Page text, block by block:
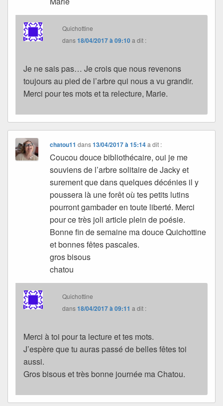
Quichottine
dans18/04/2017 à 09:10a dit :
Je ne sais pas… Je crois que nous revenons
toujours au pied de l’arbre qui nous a vu grandir.
Merci pour tes mots et ta relecture, Marie.
chatou11 dans13/04/2017 à 15:14 a dit :
Coucou douce bibliothécaire, oui je me
souviens de l’arbre solitaire de Jacky et
surement que dans quelques décénies il y
poussera là une forêt où tes petits lutins
pourront gambader en toute liberté. Merci
pour ce très joli article plein de poésie.
Bonne fin de semaine ma douce Quichottine
et bonnes fêtes pascales.
gros bisous
chatou
Quichottine
dans18/04/2017 à 09:11 a dit :
Merci à toi pour ta lecture et tes mots.
J’espère que tu auras passé de belles fêtes toi
aussi.
Gros bisous et très bonne journée ma Chatou.